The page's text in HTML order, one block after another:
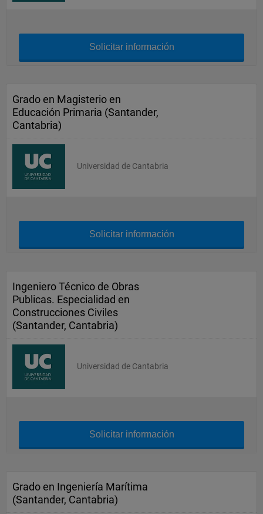
Solicitar información
Grado en Magisterio en
Educación Primaria (Santander,
Cantabria)
Universidad de Cantabria
Solicitar información
Ingeniero Técnico de Obras
Publicas. Especialidad en
Construcciones Civiles
(Santander, Cantabria)
Universidad de Cantabria
Solicitar información
Grado en Ingeniería Marítima
(Santander, Cantabria)